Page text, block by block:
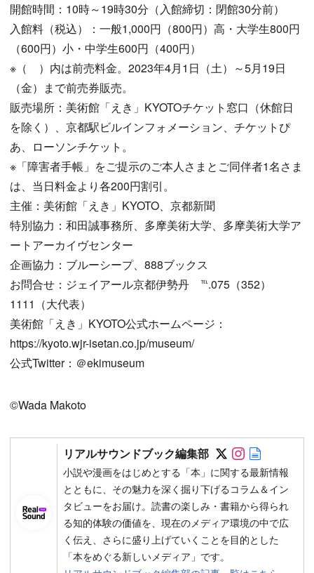
開館時間：10時～19時30分（入館締切：閉館30分前）
入館料（税込）：一般1,000円（800円）高・大学生800円
（600円）小・中学生600円（400円）
※（ ）内は前売料金。2023年4月1日（土）～5月19日
（金）まで前売券販売。
販売場所：美術館「えき」KYOTOチケット窓口（休館日
を除く）、京都駅ビルインフォメーション、チケットぴ
あ、ローソンチケット。
※「障害者手帳」をご提示のご本人さまとご同伴者1名さま
は、当日料金より各200円割引。
主催：美術館「えき」KYOTO、京都新聞
特別協力：和田誠事務所、多摩美術大学、多摩美術大学ア
ートアーカイヴセンター
企画協力：ブルーシープ、888ブックス
お問合せ：ジェイアール京都伊勢丹 ℡.075（352）
1111（大代表）
美術館「えき」KYOTO公式ホームページ：
https://kyoto.wjr-isetan.co.jp/museum/
公式Twitter：＠ekimuseum
©Wada Makoto
リアルサウンドブック編集部 Follow on
Follow on
小説や漫画をはじめとする「本」に関する最新情報
とともに、その魅力を深く掘り下げるコラム＆イン
タビューをお届け。読書の楽しみ・書籍から得られ
る知的体験の価値を、現在のメディア環境の中で広
く伝え、さらに盛り上げていくことを目的とした
「本をめぐる新しいメディア」です。